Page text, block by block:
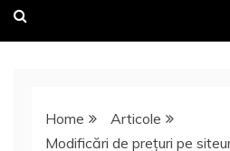
Home
Articole
Modificări de prețuri pe